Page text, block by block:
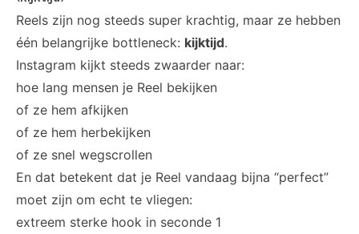
Reels zijn nog steeds super krachtig, maar ze hebben
één belangrijke bottleneck: kijktijd.
Instagram kijkt steeds zwaarder naar:
hoe lang mensen je Reel bekijken
of ze hem afkijken
of ze hem herbekijken
of ze snel wegscrollen
En dat betekent dat je Reel vandaag bijna “perfect”
moet zijn om echt te vliegen:
extreem sterke hook in seconde 1